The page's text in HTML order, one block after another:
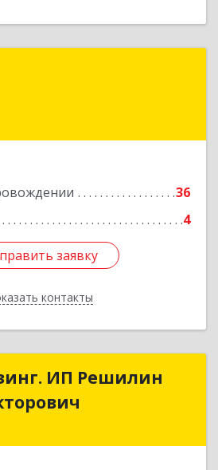
36
4
заявку
контакты
обл, Петушинский р-н,
заявку
Назад
ИП Решилин
ИП Решилин
Евгений Викторович